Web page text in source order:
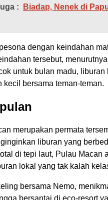
:
Biadap, Nenek di
dengan keindahan
tersebut,
untuk bulan madu,
kecil bersama teman-teman.
merupakan permata
liburan yang
di tepi laut, Pulau Macan
lokal yang tak kalah
bersama Nemo,
bersantai di eco-resort